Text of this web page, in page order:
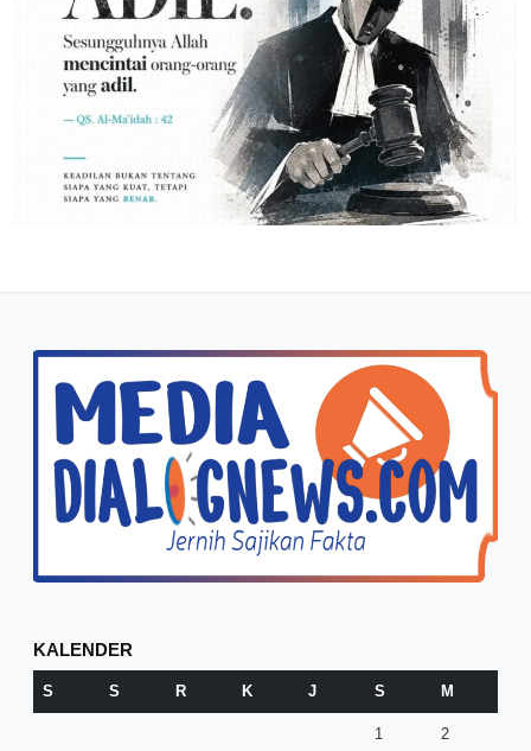
KALENDER
S S R K J S M
1 2